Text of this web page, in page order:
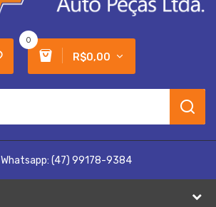
0
R$0,00
Whatsapp: (47) 99178-9384